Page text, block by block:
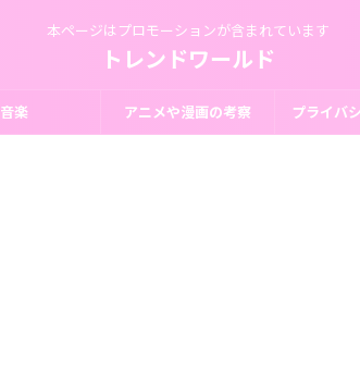
本ページはプロモーションが含まれています
トレンドワールド
音楽 アニメや漫画の考察 プライバ